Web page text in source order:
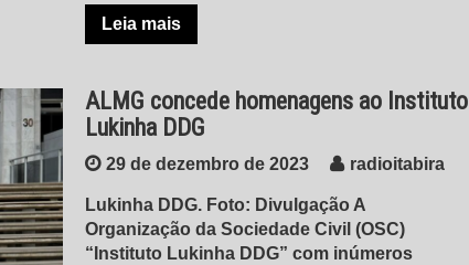
Leia mais
ALMG concede homenagens ao Instituto
Lukinha DDG
29 de dezembro de 2023 radioitabira
Lukinha DDG. Foto: Divulgação A
Organização da Sociedade Civil (OSC)
“Instituto Lukinha DDG” com inúmeros